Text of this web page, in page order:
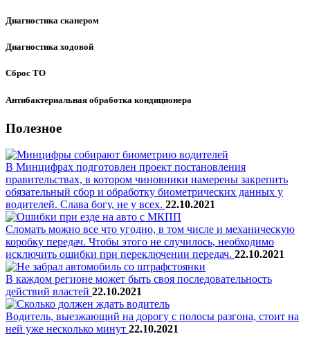
Диагностика сканером
Диагностика ходовой
Сброс ТО
Антибактериальная обработка кондиционера
Полезное
В Минцифрах подготовлен проект постановления
правительствах, в котором чиновники намерены закрепить
обязательный сбор и обработку биометрических данных у
водителей. Слава богу, не у всех. 22.10.2021
Сломать можно все что угодно, в том числе и механическую
коробку передач. Чтобы этого не случилось, необходимо
исключить ошибки при переключении передач. 22.10.2021
В каждом регионе может быть своя последовательность
действий властей 22.10.2021
Водитель, выезжающий на дорогу с полосы разгона, стоит на
ней уже несколько минут 22.10.2021